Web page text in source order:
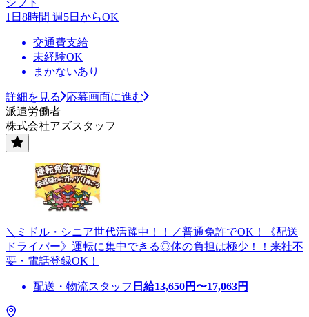
1日8時間 週5日からOK
交通費支給
未経験OK
まかないあり
詳細を見る
応募画面に進む
派遣労働者
株式会社アズスタッフ
＼ミドル・シニア世代活躍中！！／普通免許でOK！《配送
ドライバー》運転に集中できる◎体の負担は極少！！来社不
要・電話登録OK！
配送・物流スタッフ 日給13,650円〜17,063円